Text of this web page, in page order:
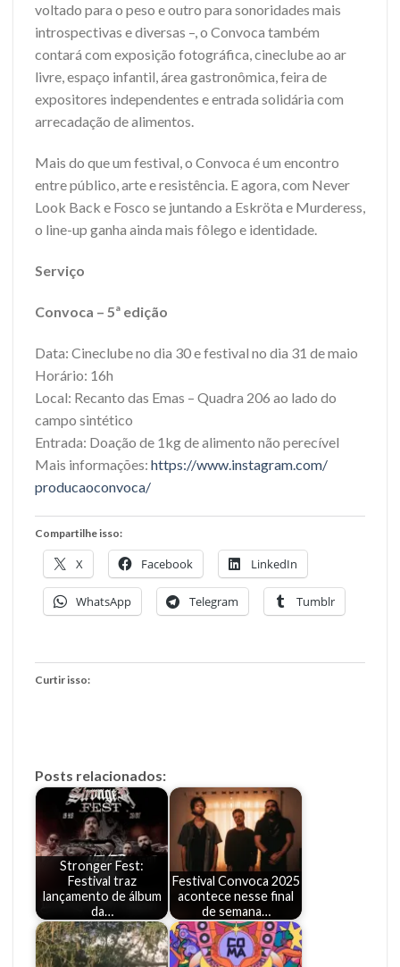
voltado para o peso e outro para sonoridades mais
introspectivas e diversas –, o Convoca também
contará com exposição fotográfica, cineclube ao ar
livre, espaço infantil, área gastronômica, feira de
expositores independentes e entrada solidária com
arrecadação de alimentos.
Mais do que um festival, o Convoca é um encontro
entre público, arte e resistência. E agora, com Never
Look Back e Fosco se juntando a Eskröta e Murderess,
o line-up ganha ainda mais fôlego e identidade.
Serviço
Convoca – 5ª edição
Data: Cineclube no dia 30 e festival no dia 31 de maio
Horário: 16h
Local: Recanto das Emas – Quadra 206 ao lado do
campo sintético
Entrada: Doação de 1kg de alimento não perecível
Mais informações: https://www.instagram.com/
producaoconvoca/
Compartilhe isso:
X Facebook LinkedIn
WhatsApp Telegram Tumblr
Curtir isso:
Posts relacionados:
Stronger Fest:
Festival traz
lançamento de álbum
da…
Festival Convoca 2025
acontece nesse final
de semana…